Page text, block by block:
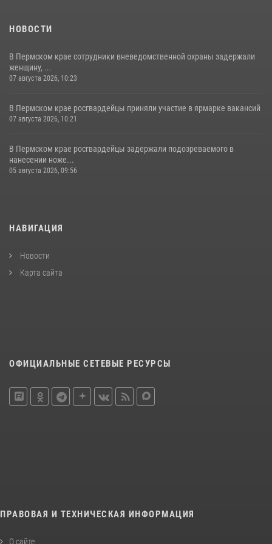
НОВОСТИ
В Пермском крае сотрудники вневедомственной охраны задержали
женщину, ...
07 августа 2026, 10:23
В Пермском крае росгвардейцы приняли участие в ярмарке вакансий
07 августа 2026, 10:21
В Пермском крае росгвардейцы задержали подозреваемого в
нанесении ноже...
05 августа 2026, 09:56
НАВИГАЦИЯ
Новости
Карта сайта
ОФИЦИАЛЬНЫЕ СЕТЕВЫЕ РЕСУРСЫ
ПРАВОВАЯ И ТЕХНИЧЕСКАЯ ИНФОРМАЦИЯ
О сайте